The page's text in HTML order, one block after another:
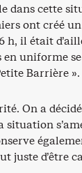
dans cette
ont créé
h, il était
uniforme
Barrière ».
On a
situation
juste d’être